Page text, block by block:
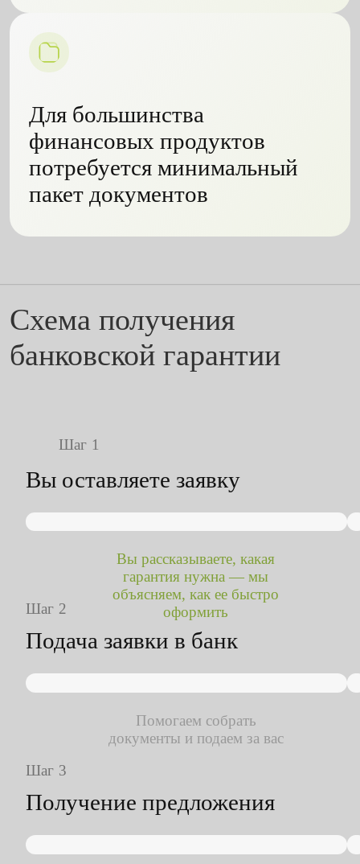
Для большинства
финансовых продуктов
потребуется минимальный
пакет документов
Схема получения
банковской гарантии
Шаг
Вы оставляете заявку
Вы рассказываете, какая
гарантия нужна — мы
объясняем, как ее быстро
оформить
Шаг
Подача заявки в банк
Помогаем собрать
документы и подаем за вас
Шаг
Получение предложения